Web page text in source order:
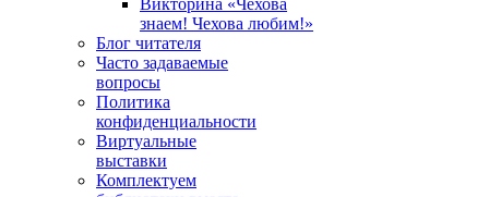
Викторина «Чехова
знаем! Чехова любим!»
Блог читателя
Часто задаваемые
вопросы
Политика
конфиденциальности
Виртуальные
выставки
Комплектуем